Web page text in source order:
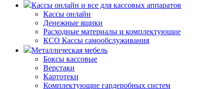
Кассы онлайн и все для кассовых аппаратов
Кассы онлайн
Денежные ящики
Расходные материалы и комплектующие
КСО Кассы самообслуживания
Металлическая мебель
Боксы кассовые
Верстаки
Картотеки
Комплектующие гардеробных систем